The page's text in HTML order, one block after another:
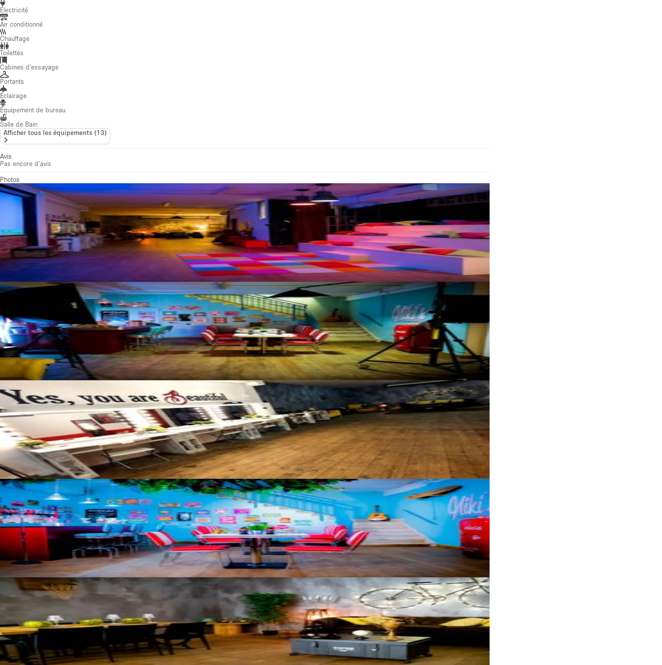
Électricité
Air conditionné
Chauffage
Toilettes
Cabines d'essayage
Portants
Éclairage
Équipement de bureau
Salle de Bain
Afficher tous les équipements (13)
Avis
Pas encore d'avis
Photos